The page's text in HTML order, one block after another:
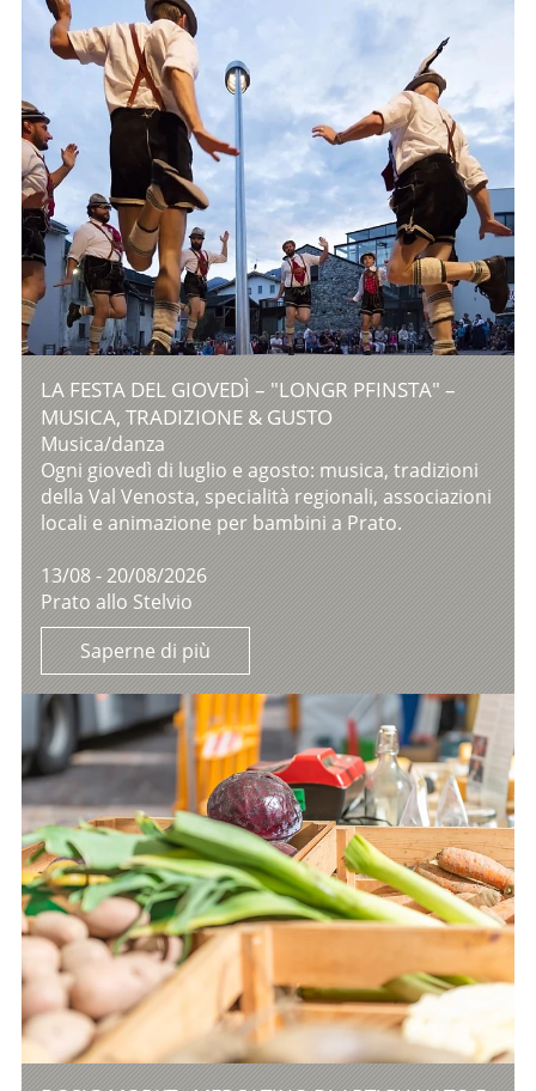
LA FESTA DEL GIOVEDÌ – "LONGR PFINSTA" –
MUSICA, TRADIZIONE & GUSTO
Musica/danza
Ogni giovedì di luglio e agosto: musica, tradizioni
della Val Venosta, specialità regionali, associazioni
locali e animazione per bambini a Prato.
13/08 - 20/08/2026
Prato allo Stelvio
Saperne di più